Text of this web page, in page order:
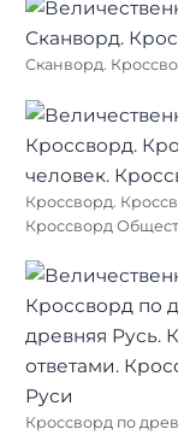
Сканворд.
Кроссворд.
Кроссворд
Кроссворд по